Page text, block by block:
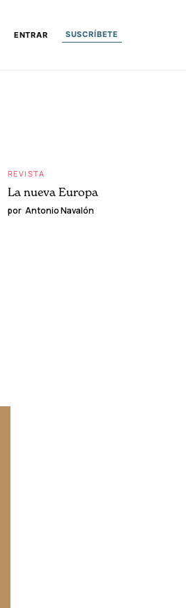
ENTRAR SUSCRÍBETE
REVISTA
La nueva Europa
por Antonio Navalón